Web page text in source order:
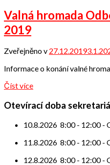
Valná hromada
2019
Zveřejněno v 27.12.2019
Informace o konání valné
Číst více
Otevírací doba
10.8.2026 8:00- 12:00-
11.8.2026 8:00- 12:00-
12.8.2026 8:00- 12:00-